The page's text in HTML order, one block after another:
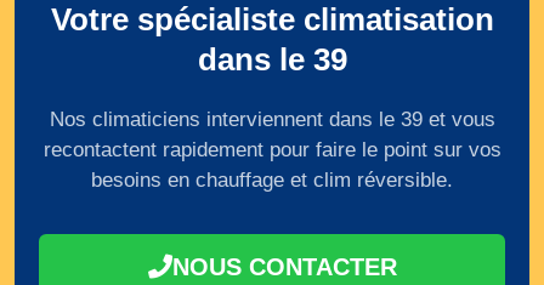
Votre spécialiste climatisation
dans le 39
Nos climaticiens interviennent dans le 39 et vous
recontactent rapidement pour faire le point sur vos
besoins en chauffage et clim réversible.
NOUS CONTACTER